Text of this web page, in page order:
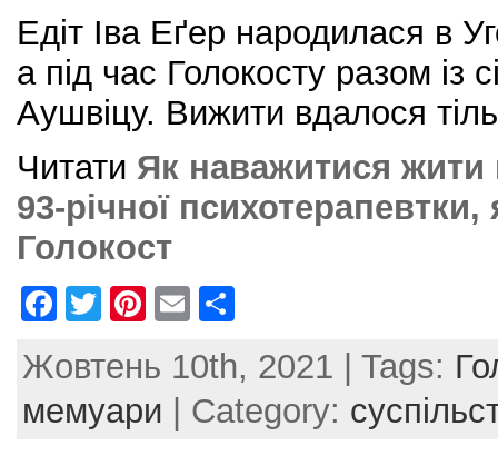
Едіт Іва Еґер народилася в
а під час Голокосту разом із
Аушвіцу. Вижити вдалося
Читати Як наважитися жити
93-річної
Голокост
F
c
e
T
itt
er
Pi
er
e
E
ai
l
ar
e
Жовтень 10th, 2021 | Tags:
мемуари | Category: